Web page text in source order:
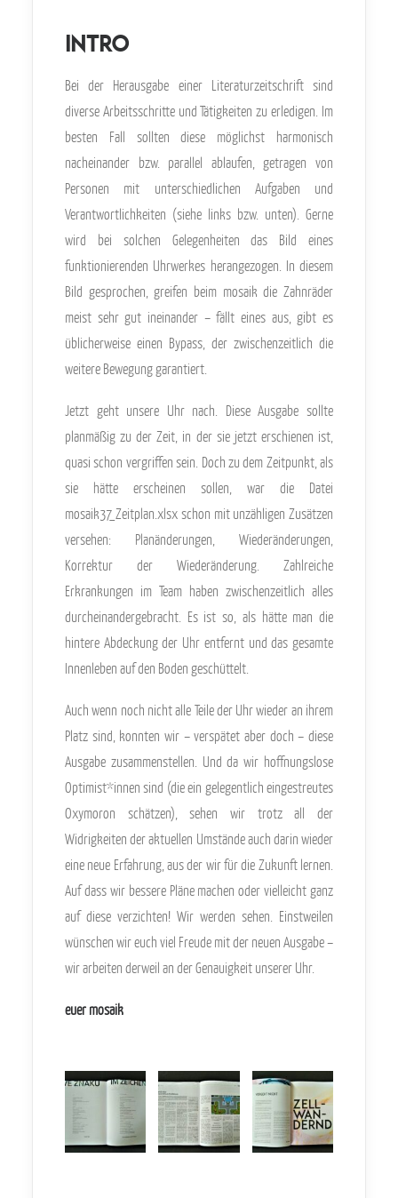
INTRO
Bei der Herausgabe einer Literaturzeitschrift sind
diverse Arbeitsschritte und Tätigkeiten zu erledigen. Im
besten Fall sollten diese möglichst harmonisch
nacheinander bzw. parallel ablaufen, getragen von
Personen mit unterschiedlichen Aufgaben und
Verantwortlichkeiten (siehe links bzw. unten). Gerne
wird bei solchen Gelegenheiten das Bild eines
funktionierenden Uhrwerkes herangezogen. In diesem
Bild gesprochen, greifen beim mosaik die Zahnräder
meist sehr gut ineinander – fällt eines aus, gibt es
üblicherweise einen Bypass, der zwischenzeitlich die
weitere Bewegung garantiert.
Jetzt geht unsere Uhr nach. Diese Ausgabe sollte
planmäßig zu der Zeit, in der sie jetzt erschienen ist,
quasi schon vergriffen sein. Doch zu dem Zeitpunkt, als
sie hätte erscheinen sollen, war die Datei
mosaik37_Zeitplan.xlsx schon mit unzähligen Zusätzen
versehen: Planänderungen, Wiederänderungen,
Korrektur der Wiederänderung. Zahlreiche
Erkrankungen im Team haben zwischenzeitlich alles
durcheinandergebracht. Es ist so, als hätte man die
hintere Abdeckung der Uhr entfernt und das gesamte
Innenleben auf den Boden geschüttelt.
Auch wenn noch nicht alle Teile der Uhr wieder an ihrem
Platz sind, konnten wir – verspätet aber doch – diese
Ausgabe zusammenstellen. Und da wir hoffnungslose
Optimist*innen sind (die ein gelegentlich eingestreutes
Oxymoron schätzen), sehen wir trotz all der
Widrigkeiten der aktuellen Umstände auch darin wieder
eine neue Erfahrung, aus der wir für die Zukunft lernen.
Auf dass wir bessere Pläne machen oder vielleicht ganz
auf diese verzichten! Wir werden sehen. Einstweilen
wünschen wir euch viel Freude mit der neuen Ausgabe –
wir arbeiten derweil an der Genauigkeit unserer Uhr.
euer mosaik